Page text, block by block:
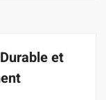
et